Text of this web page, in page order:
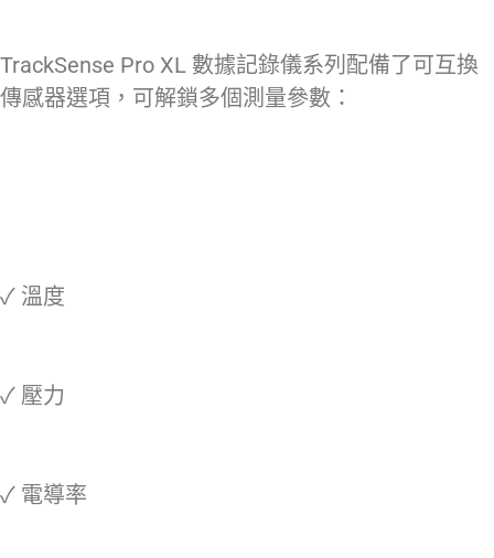
TrackSense Pro XL 數據記錄儀系列配備了可互換
傳感器選項，可解鎖多個測量參數：
✓ 溫度
✓ 壓力
✓ 電導率